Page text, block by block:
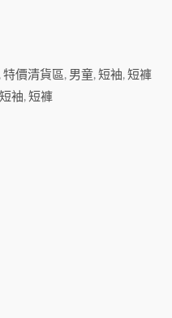
,特價清貨區, 男童,短袖,短褲
短袖,短褲